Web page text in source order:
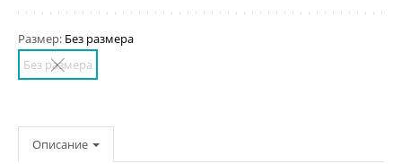
Размер: Без размера
Без размера
Описание